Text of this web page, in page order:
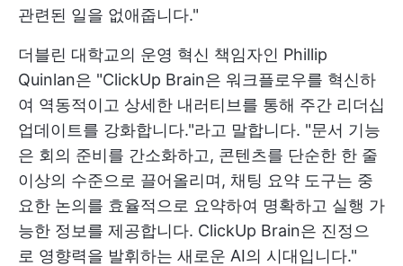
관련된 일을 없애줍니다."
더블린 대학교의 운영 혁신 책임자인 Phillip
Quinlan은 "ClickUp Brain은 워크플로우를 혁신하
여 역동적이고 상세한 내러티브를 통해 주간 리더십
업데이트를 강화합니다."라고 말합니다. "문서 기능
은 회의 준비를 간소화하고, 콘텐츠를 단순한 한 줄
이상의 수준으로 끌어올리며, 채팅 요약 도구는 중
요한 논의를 효율적으로 요약하여 명확하고 실행 가
능한 정보를 제공합니다. ClickUp Brain은 진정으
로 영향력을 발휘하는 새로운 AI의 시대입니다."